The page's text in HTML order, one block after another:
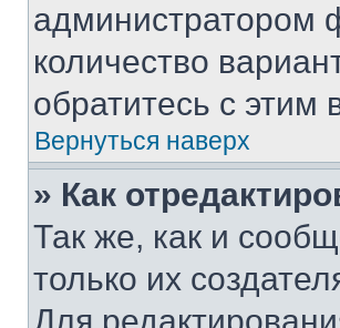
администратором
количество
обратитесь с этим
Вернуться наверх
» Как
Так же, как и
только их